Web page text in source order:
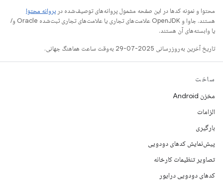
محتوا و نمونه کدها در این صفحه مشمول پروانه‌های توصیف‌شده در پروانه محتوا
هستند. جاوا و OpenJDK علامت‌های تجاری یا علامت‌های تجاری ثبت‌شده Oracle و/
یا وابسته‌های آن هستند.
تاریخ آخرین به‌روزرسانی 2025-07-29 به‌وقت ساعت هماهنگ جهانی.
ساخت
مخزن Android
الزامات
بارگیری
پیش‌نمایش کدهای دودویی
تصاویر تنظیمات کارخانه
کدهای دودویی درایور